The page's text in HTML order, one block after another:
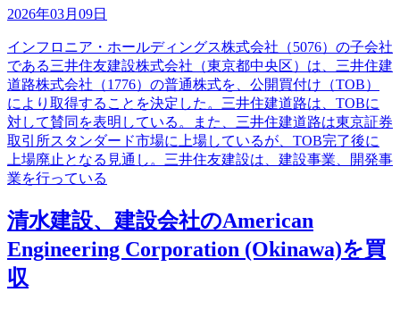
2026年03月09日
インフロニア・ホールディングス株式会社（5076）の子会社
である三井住友建設株式会社（東京都中央区）は、三井住建
道路株式会社（1776）の普通株式を、公開買付け（TOB）
により取得することを決定した。三井住建道路は、TOBに
対して賛同を表明している。また、三井住建道路は東京証券
取引所スタンダード市場に上場しているが、TOB完了後に
上場廃止となる見通し。三井住友建設は、建設事業、開発事
業を行っている
清水建設、建設会社のAmerican
Engineering Corporation (Okinawa)を買
収